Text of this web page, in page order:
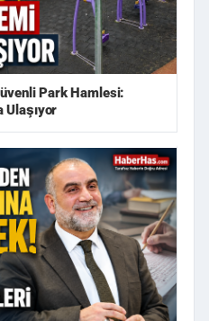
Park Hamlesi:
Ulaşıyor